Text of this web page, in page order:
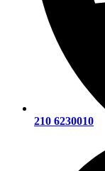
210 6230010